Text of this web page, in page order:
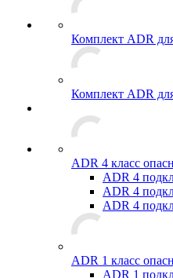
Комплект ADR
Комплект ADR
ADR 4 класс
ADR 4
ADR 4
ADR 4
ADR 1 класс
ADR 1